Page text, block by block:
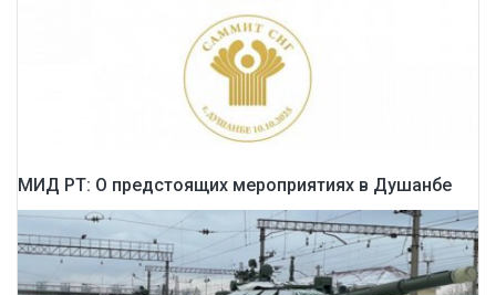
МИД РТ: О предстоящих мероприятиях в Душанбе